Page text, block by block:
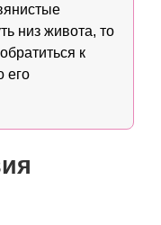
низ живота, то
к
его